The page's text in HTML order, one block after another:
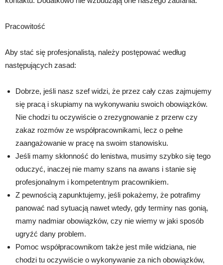
Pracowitość
Aby stać się profesjonalistą, należy postępować według
następujących zasad:
Dobrze, jeśli nasz szef widzi, że przez cały czas zajmujemy
się pracą i skupiamy na wykonywaniu swoich obowiązków.
Nie chodzi tu oczywiście o zrezygnowanie z przerw czy
zakaz rozmów ze współpracownikami, lecz o pełne
zaangażowanie w pracę na swoim stanowisku.
Jeśli mamy skłonność do lenistwa, musimy szybko się tego
oduczyć, inaczej nie mamy szans na awans i stanie się
profesjonalnym i kompetentnym pracownikiem.
Z pewnością zapunktujemy, jeśli pokażemy, że potrafimy
panować nad sytuacją nawet wtedy, gdy terminy nas gonią,
mamy nadmiar obowiązków, czy nie wiemy w jaki sposób
ugryźć dany problem.
Pomoc współpracownikom także jest mile widziana, nie
chodzi tu oczywiście o wykonywanie za nich obowiązków,